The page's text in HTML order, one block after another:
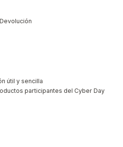
útil y sencilla
participantes del Cyber Day